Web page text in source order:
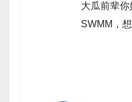
大瓜前辈
SWMM，